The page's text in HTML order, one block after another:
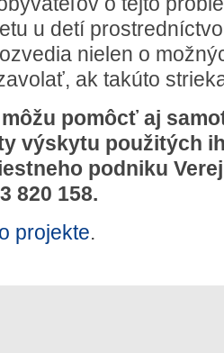
u detí
nielen o
ak takúto
pomôcť aj
výskytu použitých
podniku
820 158.
projekte.